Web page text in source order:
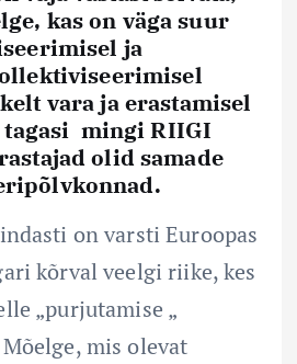
kas on väga suur
ja
vara ja erastamisel
mingi RIIGI
olid samade
on varsti Euroopas
kõrval veelgi riike, kes
„purjutamise „
mis olevat